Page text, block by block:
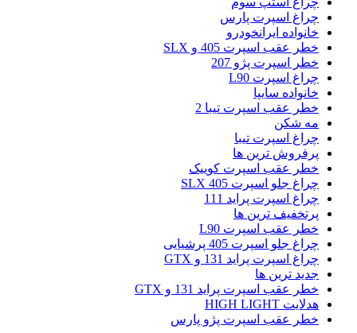
چراغ اسپرت پارس
خانواده ایرانخودرو
خطر عقب اسپرت 405 و SLX
خطر اسپرت پژو 207
چراغ اسپرت L90
خانواده سایپا
خطر عقب اسپرت تیبا 2
مه شکن
چراغ اسپرت تیبا
پرفروش ترین ها
خطر عقب اسپرت کوییک
چراغ جلو اسپرت 405 SLX
چراغ اسپرت پراید 111
پرتخفیف ترین ها
خطر عقب اسپرت L90
چراغ جلو اسپرت 405 پرشیایی
چراغ اسپرت پراید 131 و GTX
جدید ترین ها
خطر عقب اسپرت پراید 131 و GTX
هدلایت HIGH LIGHT
خطر عقب اسپرت پژو پارس